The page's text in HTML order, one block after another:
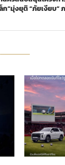
ก”มุ่งยุติ “ภัยเงียบ”